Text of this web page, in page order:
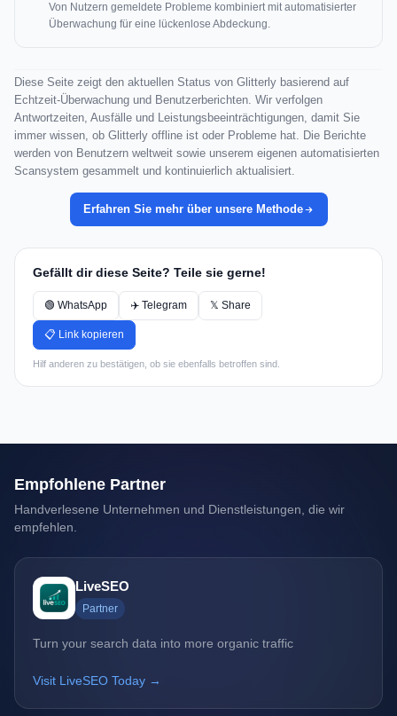
Von Nutzern gemeldete Probleme kombiniert mit automatisierter
Überwachung für eine lückenlose Abdeckung.
Diese Seite zeigt den aktuellen Status von Glitterly basierend auf
Echtzeit-Überwachung und Benutzerberichten. Wir verfolgen
Antwortzeiten, Ausfälle und Leistungsbeeinträchtigungen, damit Sie
immer wissen, ob Glitterly offline ist oder Probleme hat. Die Berichte
werden von Benutzern weltweit sowie unserem eigenen automatisierten
Scansystem gesammelt und kontinuierlich aktualisiert.
Erfahren Sie mehr über unsere Methode
Gefällt dir diese Seite? Teile sie gerne!
🟢 WhatsApp ✈️ Telegram 𝕏 Share
📋 Link kopieren
Hilf anderen zu bestätigen, ob sie ebenfalls betroffen sind.
Empfohlene Partner
Handverlesene Unternehmen und Dienstleistungen, die wir
empfehlen.
LiveSEO
Partner
Turn your search data into more organic traffic
Visit LiveSEO Today →